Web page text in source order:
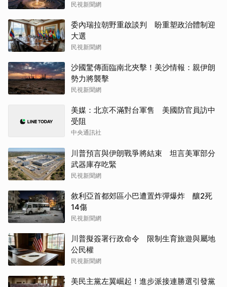
民視新聞網
委內瑞拉朝野重啟談判 盼重塑政治體制迎
大選
民視新聞網
沙國驚傳面臨南北夾擊！美沙情報：親伊朗
勢力將襲擊
民視新聞網
美媒：北京不滿對台軍售 美國防官員訪中
受阻
中央通訊社
川普預言與伊朗戰爭將結束 坦言美軍部分
武器庫存吃緊
民視新聞網
敘利亞首都郊區小巴遭置炸彈爆炸 釀2死
14傷
民視新聞網
川普擬簽署行政命令 限制生育旅遊與屬地
公民權
民視新聞網
美民主黨左翼崛起！進步派接連勝選引發黨